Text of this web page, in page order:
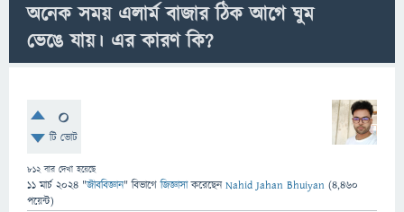
অনেক সময় এলার্ম বাজার ঠিক আগে ঘুম
ভেঙে যায়। এর কারণ কি?
0
টি ভোট
812বার দেখা হয়েছে
11 মার্চ 2024 "জীববিজ্ঞান" বিভাগে জিজ্ঞাসাকরেছেনNahid Jahan Bhuiyan (4,460
পয়েন্ট)